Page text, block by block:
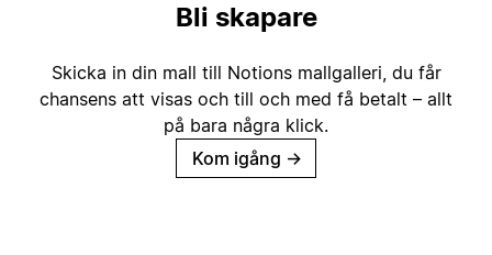
Bli skapare
Skicka in din mall till Notions mallgalleri, du får
chansens att visas och till och med få betalt – allt
på bara några klick.
Kom igång →